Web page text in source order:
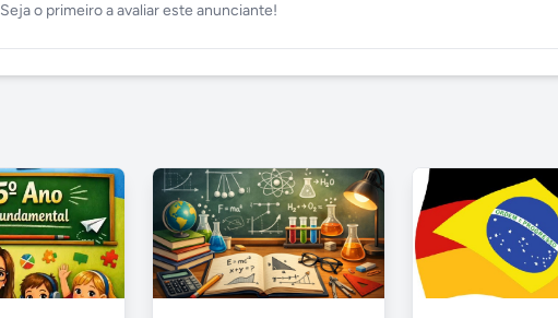
Seja o primeiro a avaliar este anunciante!